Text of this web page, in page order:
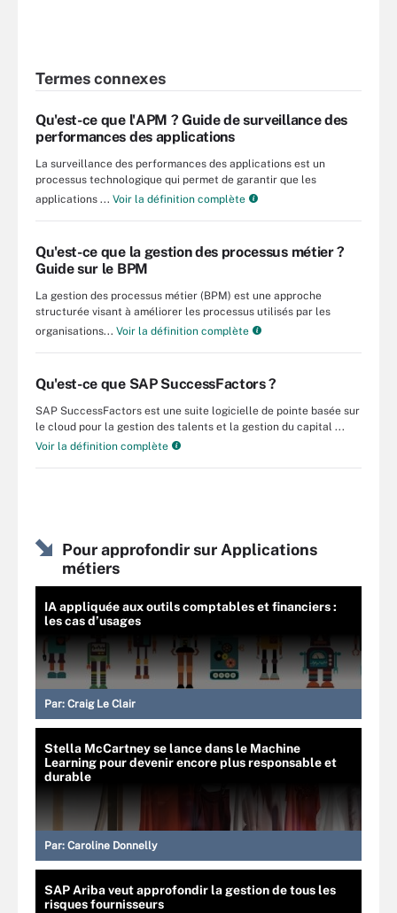
Termes connexes
Qu'est-ce que l'APM ? Guide de surveillance des
performances des applications
La surveillance des performances des applications est un
processus technologique qui permet de garantir que les
applications ... Voir la définition complète
Qu'est-ce que la gestion des processus métier ?
Guide sur le BPM
La gestion des processus métier (BPM) est une approche
structurée visant à améliorer les processus utilisés par les
organisations... Voir la définition complète
Qu'est-ce que SAP SuccessFactors ?
SAP SuccessFactors est une suite logicielle de pointe basée sur
le cloud pour la gestion des talents et la gestion du capital ...
Voir la définition complète
Pour approfondir sur Applications
métiers
IA appliquée aux outils comptables et financiers :
les cas d’usages
Par: Craig Le Clair
Stella McCartney se lance dans le Machine
Learning pour devenir encore plus responsable et
durable
Par: Caroline Donnelly
SAP Ariba veut approfondir la gestion de tous les
risques fournisseurs